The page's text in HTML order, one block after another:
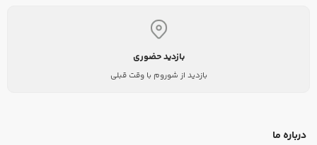
بازدید حضوری
بازدید از شوروم با وقت قبلی
درباره ما